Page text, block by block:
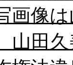
像
山田